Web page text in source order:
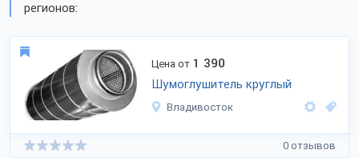
регионов:
Цена от 1 390
Шумоглушитель круглый
Владивосток
0 отзывов